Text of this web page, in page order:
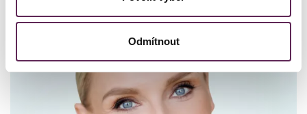
Odmítnout